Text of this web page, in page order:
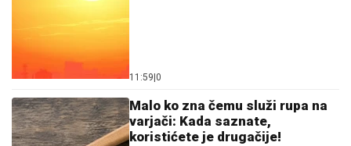
11:59 0
Malo ko zna čemu služi rupa na
varjači: Kada saznate,
koristićete je drugačije!